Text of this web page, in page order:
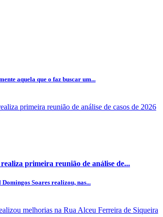
aquela que o faz buscar um...
primeira reunião de análise de...
Soares realizou, nas...